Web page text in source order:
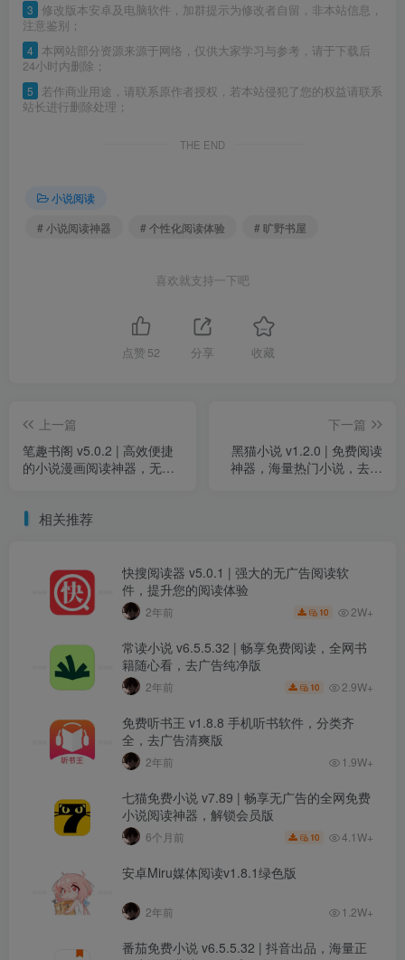
3 修改版本安卓及电脑软件，加群提示为修改者自留，非本站信息，
注意鉴别；
4 本网站部分资源来源于网络，仅供大家学习与参考，请于下载后
24小时内删除；
5
若作商业用途，请联系原作者授权，若本站侵犯了您的权益请联系
站长进行删除处理；
THE END
小说阅读
# 小说阅读神器
# 个性化阅读体验 # 旷野书屋
喜欢就支持一下吧
点赞 52 分享 收藏
上一篇
笔趣书阁 v5.0.2 | 高效便捷
的小说漫画阅读神器，无广
下一篇
黑猫小说 v1.2.0 | 免费阅读
神器，海量热门小说，去广
相关推荐
快搜阅读器 v5.0.1 | 强大的无广告阅读软
件，提升您的阅读体验
2年前 10 2W+
常读小说 v6.5.5.32 | 畅享免费阅读，全网书
籍随心看，去广告纯净版
2年前 10 2.9W+
免费听书王 v1.8.8 手机听书软件，分类齐
全，去广告清爽版
2年前 1.9W+
七猫免费小说 v7.89 | 畅享无广告的全网免费
小说阅读神器，解锁会员版
6个月前 10 4.1W+
安卓Miru媒体阅读v1.8.1绿色版
2年前 1.2W+
番茄免费小说 v6.5.5.32 | 抖音出品，海量正